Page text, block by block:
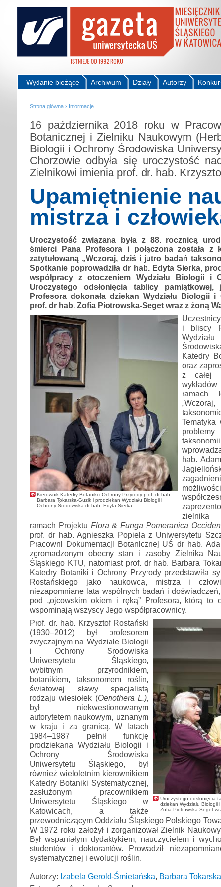
Autorzy
Działy
Archiwum
Wydanie bieżące
Strona główna › Informacje
16 października 2018 roku w
Botanicznej i Zielniku Naukowym
Biologii i Ochrony Środowiska
Chorzowie odbyła się uroczystość
Zielnikowi imienia prof. dr. hab.
Upamiętnienie
mistrza i
Uroczystość związana była z 88. rocznicą
śmierci Pana Profesora i połączona została z
zatytułowaną „Wczoraj, dziś i jutro badań
Spotkanie poprowadziła dr hab. Edyta Sierka,
współpracy z otoczeniem Wydziału Biologii i
Uroczystego odsłonięcia tablicy
Profesora dokonała dziekan Wydziału Biologii i
prof. dr hab. Zofia Piotrowska-Seget wraz z żoną
Kierownik Katedry Botaniki i Ochrony Przyrody prof. dr hab.
Barbara Tokarska-Guzik i prodziekan Wydziału Biologii i
Ochrony Środowiska dr hab. Edyta Sierka
i bliscy
Katedry
oraz
z całej
ramach
Tematyka
hab.
zielnika
ramach Projektu Flora & Funga Pomeranica
prof. dr hab. Agnieszka Popiela z Uniwersytetu
Pracowni Dokumentacji Botanicznej UŚ dr hab.
zgromadzonym obecny stan i zasoby Zielnika
Śląskiego KTU, natomiast prof. dr hab. Barbara
Katedry Botaniki i Ochrony Przyrody przedstawiła
Rostańskiego jako naukowca, mistrza i
niezapomniane lata wspólnych badań i
pod „ojcowskim okiem i ręką” Profesora, którą to
wspominają wszyscy Jego współpracownicy.
Uroczystego odsłonięcia
dziekan Wydziału Biologii
Zofia Piotrowska-Seget
Prof. dr. hab. Krzysztof Rostański
(1930–2012) był profesorem
zwyczajnym na Wydziale Biologii
i Ochrony Środowiska
Uniwersytetu Śląskiego,
wybitnym przyrodnikiem,
botanikiem, taksonomem roślin,
światowej sławy specjalistą
rodzaju wiesiołek (Oenothera L.),
był niekwestionowanym
autorytetem naukowym, uznanym
w kraju i za granicą. W latach
1984–1987 pełnił funkcję
prodziekana Wydziału Biologii i
Ochrony Środowiska
Uniwersytetu Śląskiego, był
również wieloletnim kierownikiem
Katedry Botaniki Systematycznej,
zasłużonym pracownikiem
Uniwersytetu Śląskiego w
Katowicach, a także
przewodniczącym Oddziału Śląskiego Polskiego
W 1972 roku założył i zorganizował Zielnik
Był wspaniałym dydaktykiem, nauczycielem i
studentów i doktorantów. Prowadził
systematycznej i ewolucji roślin.
Autorzy: Izabela Gerold-Śmietańska, Barbara